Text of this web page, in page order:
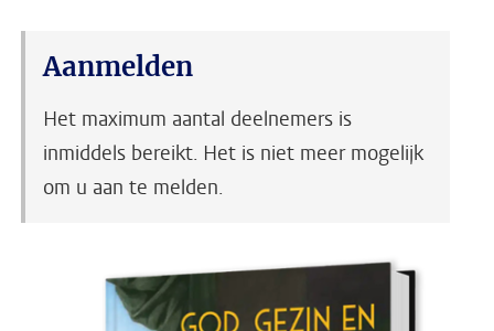
Aanmelden
Het maximum aantal deelnemers is
inmiddels bereikt. Het is niet meer mogelijk
om u aan te melden.